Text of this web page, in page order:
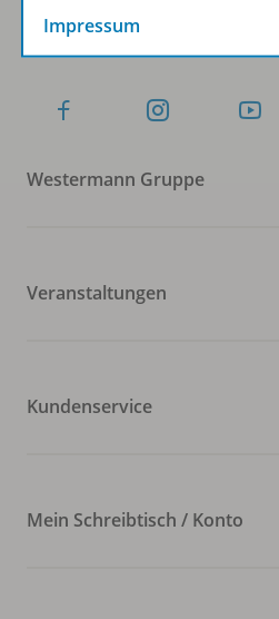
Folgen Sie uns auf Social Media
Westermann Gruppe
Veranstaltungen
Kundenservice
Mein Schreibtisch / Konto
Impressum